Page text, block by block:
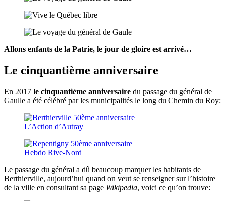
Allons enfants de la Patrie, le jour de gloire est arrivé…
Le cinquantième anniversaire
En 2017 le cinquantième anniversaire du passage du général de
Gaulle a été célébré par les municipalités le long du Chemin du Roy:
L’Action d’Autray
Hebdo Rive-Nord
Le passage du général a dû beaucoup marquer les habitants de
Berthierville, aujourd’hui quand on veut se renseigner sur l’histoire
de la ville en consultant sa page Wikipedia, voici ce qu’on trouve: